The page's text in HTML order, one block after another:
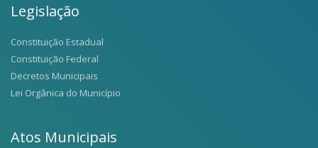
Legislação
Constituição Estadual
Constituição Federal
Decretos Municipais
Lei Orgânica do Município
Atos Municipais